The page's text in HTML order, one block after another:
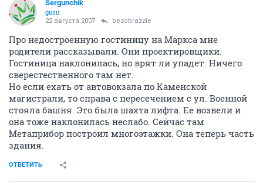
Sergunchik
guru
22 августа 2007 bezobrazzie
Про недостроенную гостиницу на Маркса мне
родители рассказывали. Они проектировщики.
Гостиница наклонилась, но врят ли упадет. Ничего
сверестественного там нет.
Но если ехать от автовокзала по Каменской
магистрали, то справа с пересечением с ул. Военной
стояла башня. Это была шахта лифта. Ее возвели и
она тоже наклонилась неслабо. Сейчас там
Метаприбор построил многоэтажки. Она теперь часть
здания.
ОТВЕТИТЬ